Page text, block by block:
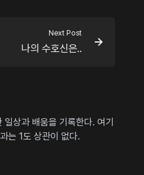
Next Post
나의 수호신은..
상과 배움을 기록한다. 여기
는 1도 상관이 없다.